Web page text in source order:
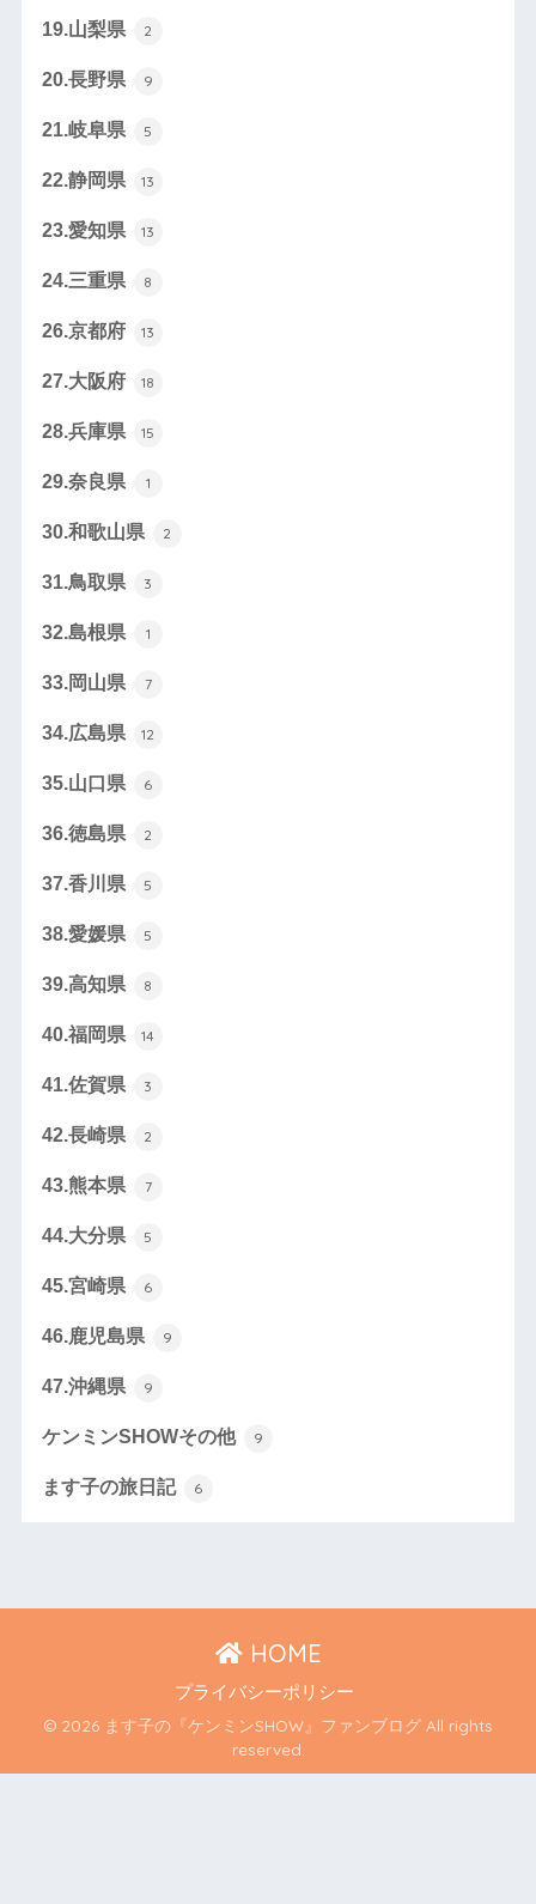
19.山梨県 2
20.長野県 9
21.岐阜県 5
22.静岡県 13
23.愛知県 13
24.三重県 8
26.京都府 13
27.大阪府 18
28.兵庫県 15
29.奈良県 1
30.和歌山県 2
31.鳥取県 3
32.島根県 1
33.岡山県 7
34.広島県 12
35.山口県 6
36.徳島県 2
37.香川県 5
38.愛媛県 5
39.高知県 8
40.福岡県 14
41.佐賀県 3
42.長崎県 2
43.熊本県 7
44.大分県 5
45.宮崎県 6
46.鹿児島県 9
47.沖縄県 9
ケンミンSHOWその他 9
ます子の旅日記 6
HOME
プライバシーポリシー
© 2026 ます子の『ケンミンSHOW』ファンブログ All rights
reserved.